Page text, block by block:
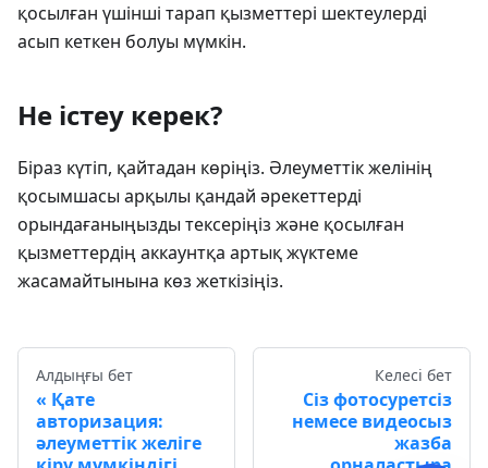
қосылған үшінші тарап қызметтері шектеулерді
асып кеткен болуы мүмкін.
Не істеу керек?
Біраз күтіп, қайтадан көріңіз. Әлеуметтік желінің
қосымшасы арқылы қандай әрекеттерді
орындағаныңызды тексеріңіз және қосылған
қызметтердің аккаунтқа артық жүктеме
жасамайтынына көз жеткізіңіз.
Алдыңғы бет
Қате
авторизация:
әлеуметтік желіге
Келесі бет
Сіз фотосуретсіз
немесе видеосыз
жазба